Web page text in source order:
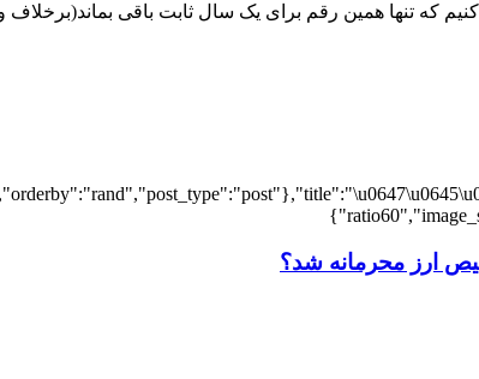
است. اگر فرض کنیم که تنها همین رقم برای یک سال ثابت باقی
ارز محرمانه شد؟